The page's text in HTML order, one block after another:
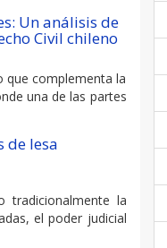
Un análisis de
Civil chileno
que complementa la
una de las partes
de lesa
tradicionalmente la
el poder judicial